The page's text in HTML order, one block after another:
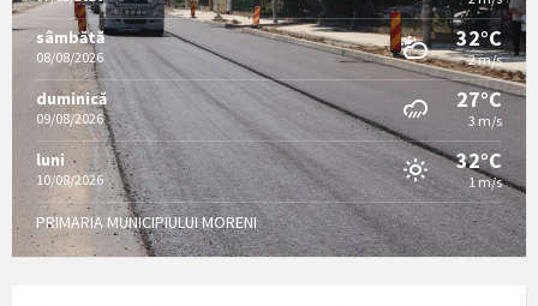
sâmbătă
08/08/2026
32°C
2 m/s
duminică
09/08/2026
27°C
3 m/s
luni
10/08/2026
32°C
1 m/s
PRIMARIA MUNICIPIULUI MORENI